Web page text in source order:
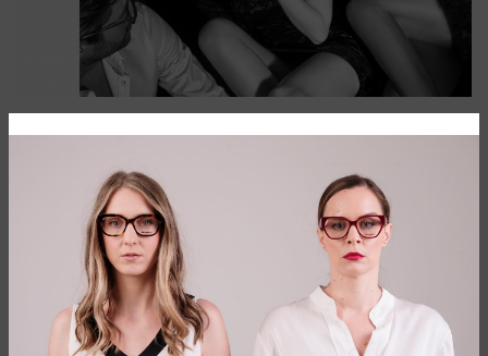
ITALIJANSKA TRADICIJA U VISOKOJ MODI
Visoka tehnologija i strast prema dizajnu, modi i luksuzu. Ovi
elementi su ekskluzivna i prepoznatljiva kombinacija
„Pugnale Eyewear“ još od 2013. godine.